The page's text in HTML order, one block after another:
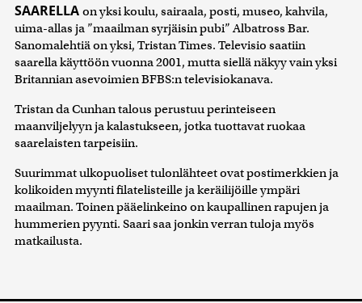
SAARELLA on yksi koulu, sairaala, posti, museo, kahvila,
uima-allas ja ”maailman syrjäisin pubi” Albatross Bar.
Sanomalehtiä on yksi, Tristan Times. Televisio saatiin
saarella käyttöön vuonna 2001, mutta siellä näkyy vain yksi
Britannian asevoimien BFBS:n televisiokanava.
Tristan da Cunhan talous perustuu perinteiseen
maanviljelyyn ja kalastukseen, jotka tuottavat ruokaa
saarelaisten tarpeisiin.
Suurimmat ulkopuoliset tulonlähteet ovat postimerkkien ja
kolikoiden myynti filatelisteille ja keräilijöille ympäri
maailman. Toinen pääelinkeino on kaupallinen rapujen ja
hummerien pyynti. Saari saa jonkin verran tuloja myös
matkailusta.